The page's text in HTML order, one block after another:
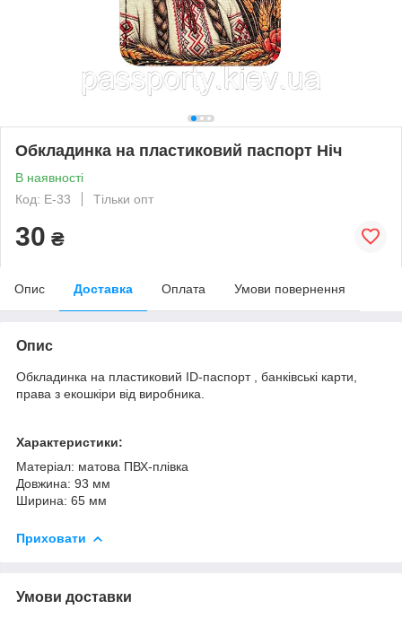
Обкладинка на пластиковий паспорт Ніч
В наявності
Код: E-33
Тільки опт
30 ₴
Опис Доставка Оплата Умови повернення
Опис
Обкладинка на пластиковий ID-паспорт , банківські карти,
права з екошкіри від виробника.
Характеристики:
Матеріал: матова ПВХ-плівка
Довжина: 93 мм
Ширина: 65 мм
Приховати
Умови доставки